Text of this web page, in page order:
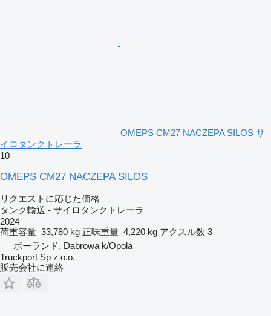
OMEPS CM27 NACZEPA SILOS サ
イロタンクトレーラ
10
OMEPS CM27 NACZEPA SILOS
リクエストに応じた価格
タンク輸送 - サイロタンクトレーラ
2024
荷重容量 33,780 kg 正味重量 4,220 kg アクスル数 3
ポーランド, Dabrowa k/Opola
Truckport Sp z o.o.
販売会社に連絡